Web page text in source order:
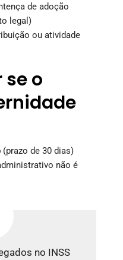
de adoção
legal)
ou atividade
se o
(prazo de 30 dias)
não é
no INSS